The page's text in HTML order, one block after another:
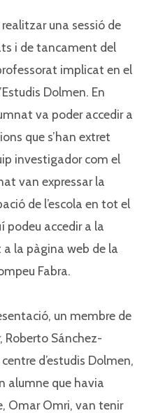
una sessió de
i de tancament del⁣
implicat en el
Dolmen. En⁣
va poder accedir a
que s’han extret⁣
investigador com el
van expressar la⁣
de l’escola en tot el
podeu accedir a la⁣
la pàgina web de la
Fabra.⁣
un membre de
Roberto Sánchez-⁣
d’estudis Dolmen,
alumne que havia⁣
Omar Omri, van tenir